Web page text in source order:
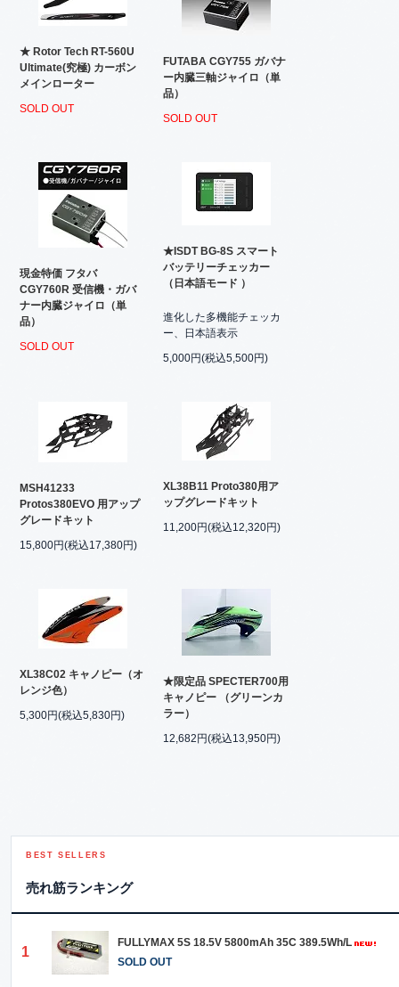
★ Rotor Tech RT-560U
Ultimate(究極) カーボン
メインローター
SOLD OUT
FUTABA CGY755 ガバナ
ー内臓三軸ジャイロ（単
品）
SOLD OUT
現金特価 フタバ
CGY760R 受信機・ガバ
ナー内臓ジャイロ（単
品）
SOLD OUT
★ISDT BG-8S スマート
バッテリーチェッカー
（日本語モード ）
進化した多機能チェッカ
ー、日本語表示
5,000円(税込5,500円)
MSH41233
Protos380EVO 用アップ
グレードキット
15,800円(税込17,380円)
XL38B11 Proto380用ア
ップグレードキット
11,200円(税込12,320円)
XL38C02 キャノピー（オ
レンジ色）
5,300円(税込5,830円)
★限定品 SPECTER700用
キャノピー （グリーンカ
ラー）
12,682円(税込13,950円)
BEST SELLERS
売れ筋ランキング
1
FULLYMAX 5S 18.5V 5800mAh 35C 389.5Wh/L
SOLD OUT